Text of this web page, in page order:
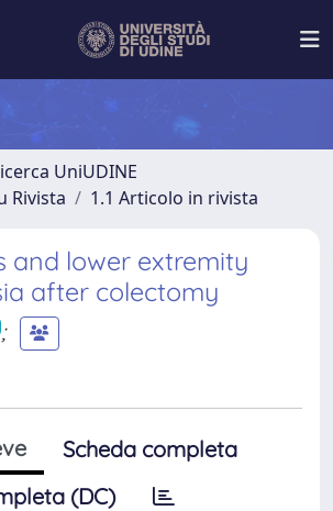
UniUDINE
Rivista
1.1 Articolo in rivista
and lower extremity
after colectomy
;
Scheda completa
(DC)